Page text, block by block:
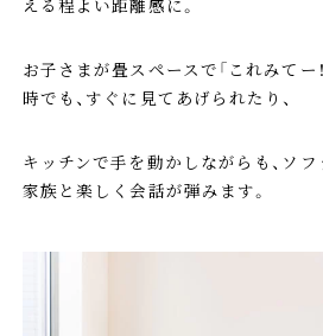
お子さまが畳スペースで「これみてー
時でも、すぐに見てあげられたり、
キッチンで手を動かしながらも、ソ
家族と楽しく会話が弾みます。